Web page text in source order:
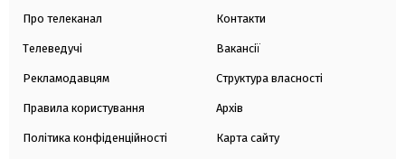
Про телеканал
Телеведучі
Рекламодавцям
Правила користування
Політика конфіденційності
Контакти
Вакансії
Структура власності
Архів
Карта сайту